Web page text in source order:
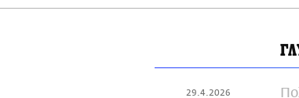
29.4.2026